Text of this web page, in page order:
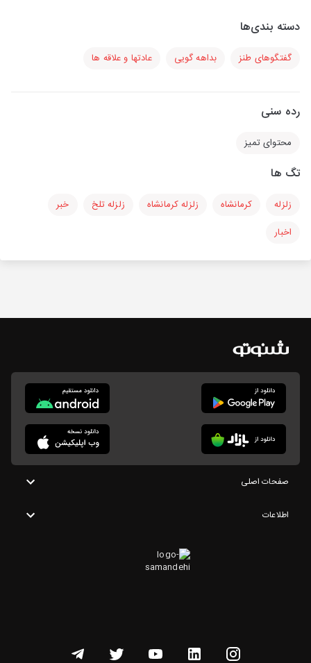
دسته بندی‌ها
گفتگوهای طنز بداهه گویی عادتها و علاقه ها
رده سنی
محتوای تمیز
تگ ها
زلزله کرمانشاه زلزله کرمانشاه زلزله تلخ
خبر
اخبار
صفحات اصلی
اطلاعات